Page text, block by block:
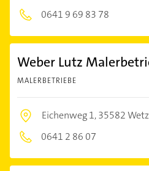
0641 9 69 83 78
Weber Lutz
MALERBETRIEBE
Eichenweg 1,35582
0641 2 86 07